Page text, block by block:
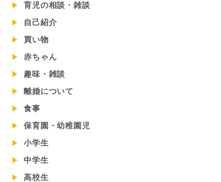
育児の相談・雑談
自己紹介
買い物
赤ちゃん
趣味・雑談
離婚について
食事
保育園・幼稚園児
小学生
中学生
高校生